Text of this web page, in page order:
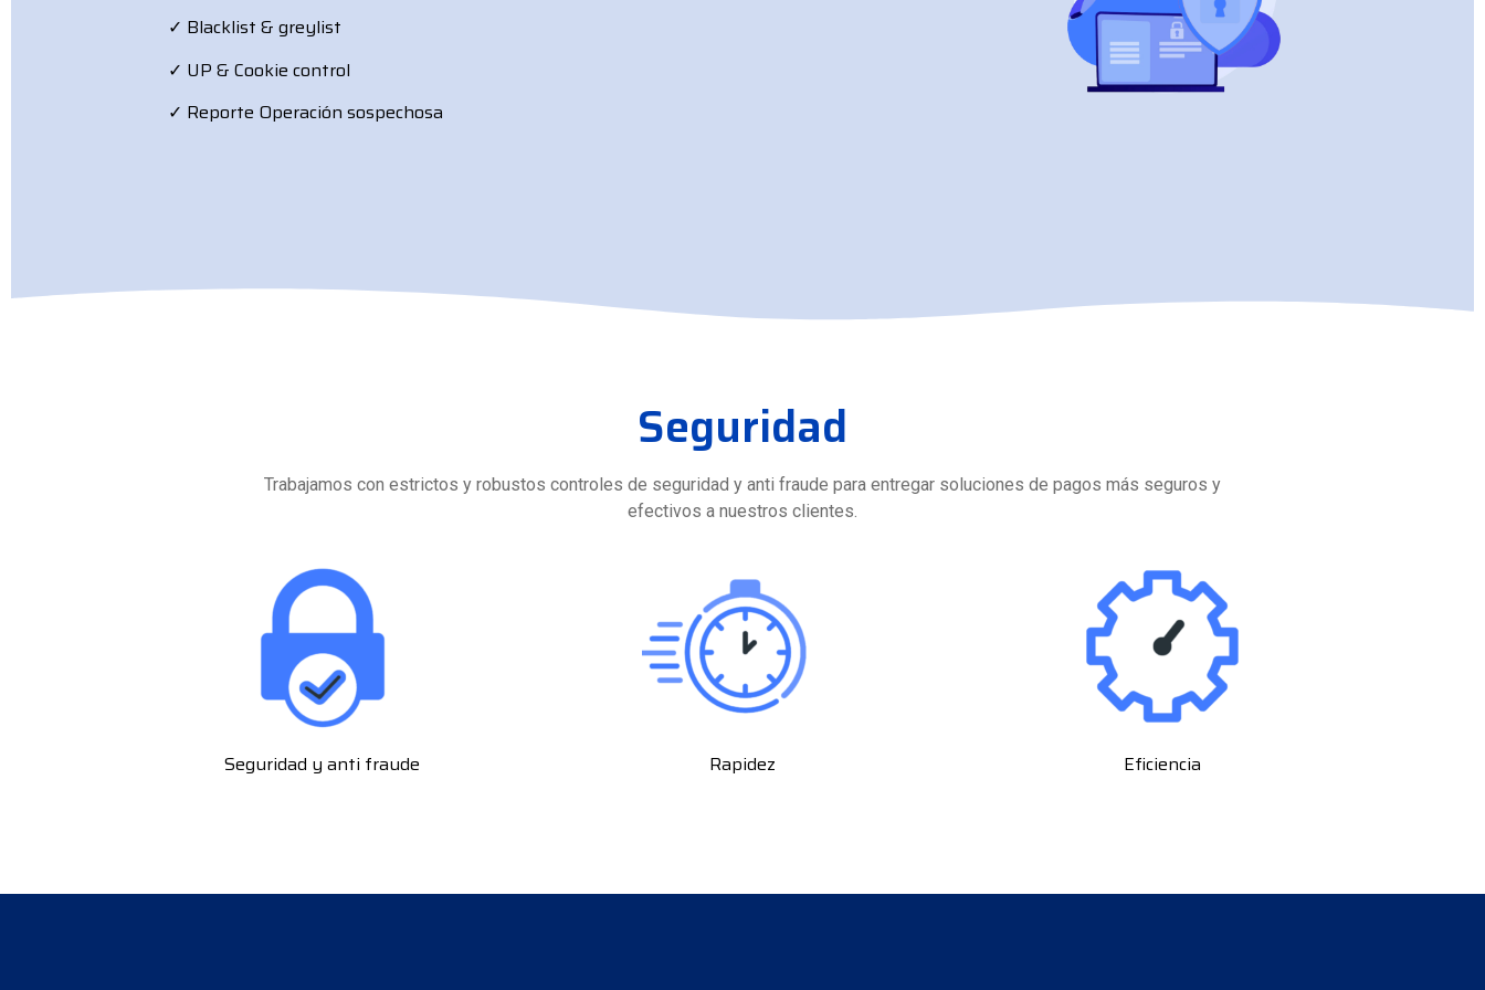
✓ Blacklist & greylist
✓ UP & Cookie control
✓ Reporte Operación sospechosa
Seguridad
Trabajamos con estrictos y robustos controles de seguridad y anti fraude para entregar soluciones de pagos más seguros y
efectivos a nuestros clientes.
Seguridad y anti fraude Rapidez Eficiencia